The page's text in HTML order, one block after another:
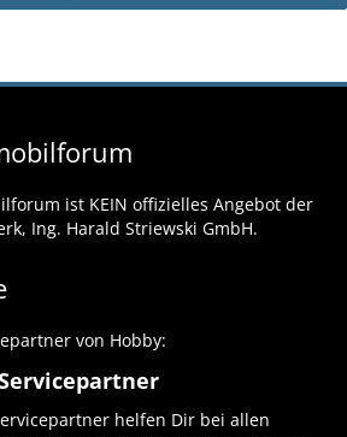
ist KEIN offizielles Angebot der
Ing. Harald Striewski GmbH.
von Hobby:
helfen Dir bei allen